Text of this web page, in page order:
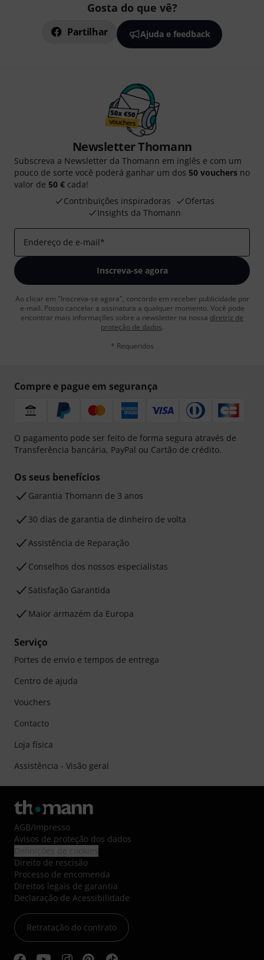
Gosta do que vê?
Partilhar Ajuda e feedback
Newsletter Thomann
Subscreva a Newsletter da Thomann em inglês e com um
pouco de sorte você poderá ganhar um dos 50 vouchers no
valor de 50 € cada!
Contribuições inspiradoras
Ofertas
Insights da Thomann
Endereço de e-mail*
Inscreva-se agora
Ao clicar em "Inscreva-se agora", concordo em receber publicidade por
e-mail. Posso cancelar a assinatura a qualquer momento. Você pode
encontrar mais informações sobre a newsletter na nossa diretriz de
proteção de dados.
* Requeridos
Compre e pague em segurança
O pagamento pode ser feito de forma segura através de
Transferência bancária, PayPal ou Cartão de crédito.
Os seus benefícios
Garantia Thomann de 3 anos
30 dias de garantia de dinheiro de volta
Assistência de Reparação
Conselhos dos nossos especialistas
Satisfação Garantida
Maior armazém da Europa
Serviço
Portes de envio e tempos de entrega
Centro de ajuda
Vouchers
Contacto
Loja física
Assistência - Visão geral
AGB/Impresso
Avisos de proteção dos dados
Direito de rescisão
Processo de encomenda
Direitos legais de garantia
Declaração de Acessibilidade
Retratação do contrato